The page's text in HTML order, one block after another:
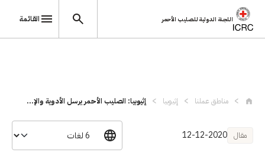
اللجنة الدولية للصليب الأحمر القائمة
مناطق عملنا إثيوبيا إثيوبيا: الصليب الأحمر يرسل الأدوية والإ...
مقال 12-12-2020